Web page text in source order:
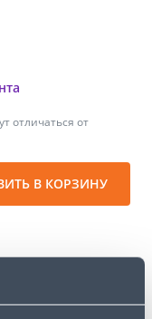
отличаться от
В КОРЗИНУ